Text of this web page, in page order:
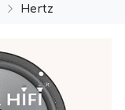
Hertz